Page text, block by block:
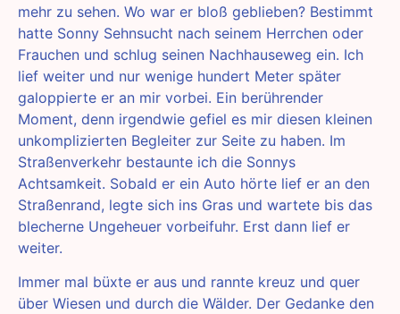
mehr zu sehen. Wo war er bloß geblieben? Bestimmt
hatte Sonny Sehnsucht nach seinem Herrchen oder
Frauchen und schlug seinen Nachhauseweg ein. Ich
lief weiter und nur wenige hundert Meter später
galoppierte er an mir vorbei. Ein berührender
Moment, denn irgendwie gefiel es mir diesen kleinen
unkomplizierten Begleiter zur Seite zu haben. Im
Straßenverkehr bestaunte ich die Sonnys
Achtsamkeit. Sobald er ein Auto hörte lief er an den
Straßenrand, legte sich ins Gras und wartete bis das
blecherne Ungeheuer vorbeifuhr. Erst dann lief er
weiter.
Immer mal büxte er aus und rannte kreuz und quer
über Wiesen und durch die Wälder. Der Gedanke den